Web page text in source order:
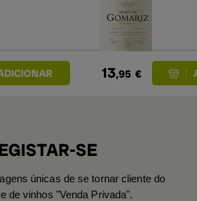
13,95 €
SE
únicas de se tornar cliente do
de vinhos "Venda Privada".